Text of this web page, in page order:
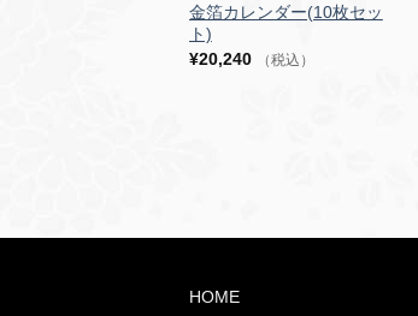
金箔カレンダー(10枚セッ
ト)
¥20,240 （税込）
HOME